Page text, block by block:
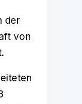
der
von